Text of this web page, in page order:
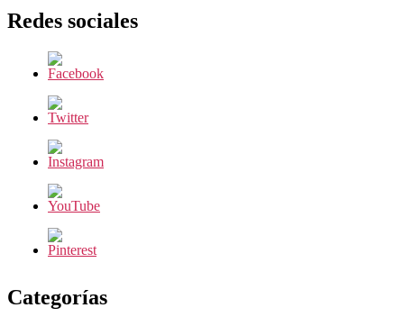
Redes sociales
Categorías